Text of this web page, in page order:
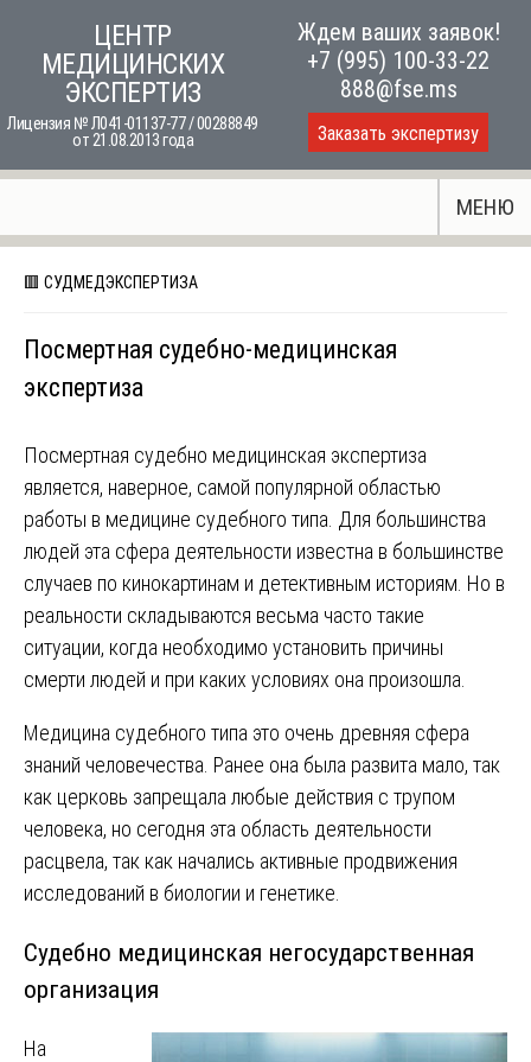
content
ЦЕНТР
МЕДИЦИНСКИХ
ЭКСПЕРТИЗ
Лицензия № Л041-01137-77 / 00288849
от 21.08.2013 года
Ждем ваших заявок!
+7 (995) 100-33-22
888@fse.ms
Заказать экспертизу
МЕНЮ
🟥 СУДМЕДЭКСПЕРТИЗА
Посмертная судебно-медицинская
экспертиза
Посмертная судебно медицинская экспертиза
является, наверное, самой популярной областью
работы в медицине судебного типа. Для большинства
людей эта сфера деятельности известна в большинстве
случаев по кинокартинам и детективным историям. Но в
реальности складываются весьма часто такие
ситуации, когда необходимо установить причины
смерти людей и при каких условиях она произошла.
Медицина судебного типа это очень древняя сфера
знаний человечества. Ранее она была развита мало, так
как церковь запрещала любые действия с трупом
человека, но сегодня эта область деятельности
расцвела, так как начались активные продвижения
исследований в биологии и генетике.
Судебно медицинская негосударственная
организация
На